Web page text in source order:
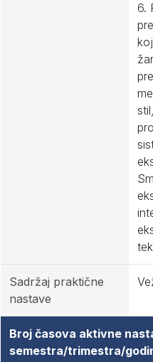
6.
Sadržaj praktične
nastave
Broj časova aktivne
semestra/trimestra/